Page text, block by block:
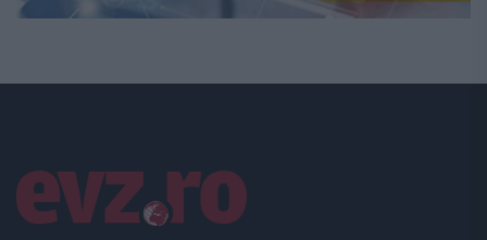
Linkuri utile